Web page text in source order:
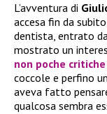
L’avventura di
accesa fin da
dentista, entrato
mostrato un
non poche
coccole e perfino
aveva fatto
qualcosa sembra